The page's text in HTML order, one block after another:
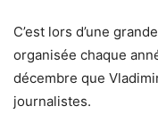
C’est lors d’une
organisée chaque
décembre que
journalistes.